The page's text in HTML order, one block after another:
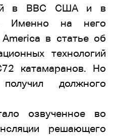
в ВВС США и в
Именно на него
в статье об
технологий
катамаранов. Но
должного
озвученное во
решающего